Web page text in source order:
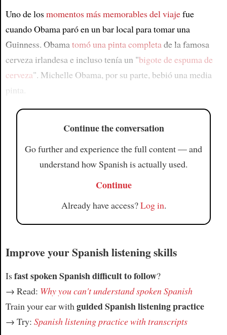
Article
Uno de losmomentos más memorables del viajefue
cuando Obama paró en un bar local para tomar una
Guinness. Obamatomó una pinta completade la famosa
cerveza irlandesa e incluso tenía un "bigote de espuma de
cerveza". Michelle Obama, por su parte, bebió una media
pinta.
Continue the conversation
Go further and experience the full content — and
understand how Spanish is actually used.
Continue
Already have access?Log in.
Improve your Spanish listening skills
Isfast spoken Spanish difficult to follow?
→ Read: Why you can't understand spoken Spanish
Train your ear with guided Spanish listening practice
→ Try: Spanish listening practice with transcripts